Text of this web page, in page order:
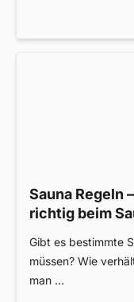
Sauna Regeln
richtig beim
Gibt es bestimmte
müssen? Wie
man …